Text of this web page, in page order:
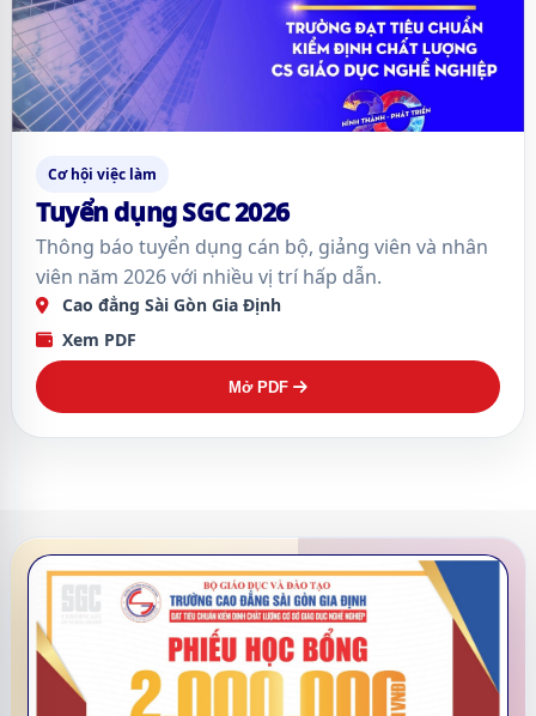
Cơ hội việc làm
Tuyển dụng SGC 2026
Thông báo tuyển dụng cán bộ, giảng viên và nhân
viên năm 2026 với nhiều vị trí hấp dẫn.
Cao đẳng Sài Gòn Gia Định
Xem PDF
Mở PDF